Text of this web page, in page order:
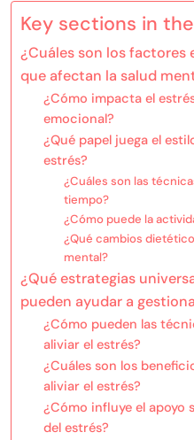
Key sections in
¿Cuáles son los factores
que afectan la salud
¿Cómo impacta el
emocional?
¿Qué papel juega el
estrés?
¿Cuáles son las
tiempo?
¿Cómo puede la
¿Qué cambios
mental?
¿Qué estrategias
pueden ayudar a
¿Cómo pueden las
aliviar el estrés?
¿Cuáles son los
aliviar el estrés?
¿Cómo influye el apoyo
del estrés?